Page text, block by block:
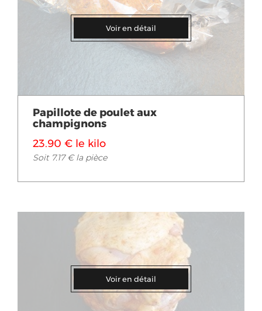
Voir en détail
Papillote de poulet aux
champignons
23.90 € le kilo
Soit 7.17 € la pièce
Voir en détail